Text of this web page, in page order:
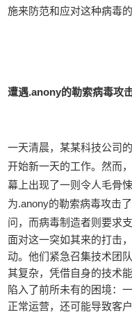
施来防范和应对这种病毒的
遭遇.anony的勒索病毒攻
一天清晨，某某科技公司
开始新一天的工作。然而
幕上出现了一则令人毛骨
为.anony的勒索病毒攻击
问，而病毒制造者则要求
面对这一突如其来的打击
动。他们紧急召集技术团
其复杂，凭借自身的技术
陷入了前所未有的困境：
正常运营，还可能导致客